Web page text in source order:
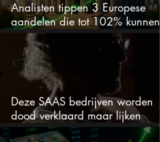
Analisten tippen 3 Europese
aandelen die tot 102% kunnen
stijgen
Deze SAAS bedrijven worden
dood verklaard maar lijken
springlevend